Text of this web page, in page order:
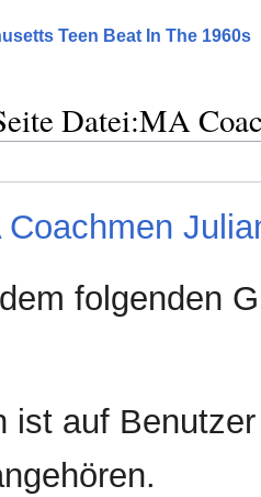
Teen Beat In The 1960s
Datei:MA
Coachmen
folgenden
ist auf